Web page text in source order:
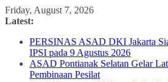
Skip
to
Friday, August 7, 2026
Latest:
PERSINAS ASAD DKI Jakarta
IPSI pada 9 Agustus 2026
ASAD Pontianak Selatan Gelar
Pembinaan Pesilat